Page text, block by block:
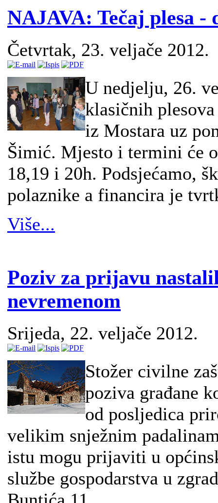
NAJAVA: Tečaj plesa -
Četvrtak, 23. veljače 2012.
U nedjelju, 26.
klasičnih
iz Mostara uz
Šimić. Mjesto i termini će
18,19 i 20h. Podsjećamo,
polaznike a financira je
Više...
Poziv za prijavu
nevremenom
Srijeda, 22. veljače 2012.
Stožer civilne
poziva građane
od posljedica
velikim snježnim
istu mogu prijaviti u
službe gospodarstva u